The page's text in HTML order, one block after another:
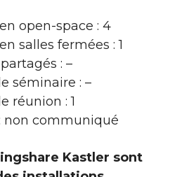
open-space : 4
salles fermées : 1
: –
séminaire : –
réunion : 1
non communiqué
Kastler sont